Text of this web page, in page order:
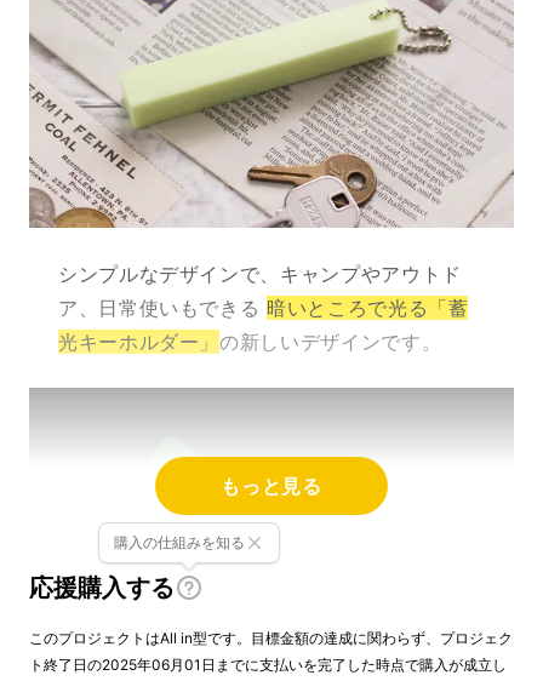
シンプルなデザインで、キャンプやアウトド
ア、日常使いもできる 暗いところで光る「蓄
光キーホルダー」の新しいデザインです。
もっと見る
応援購入する
購入の仕組みを知る
このプロジェクトはAll in型です。目標金額の達成に関わらず、プロジェク
ト終了日の2025年06月01日までに支払いを完了した時点で購入が成立し